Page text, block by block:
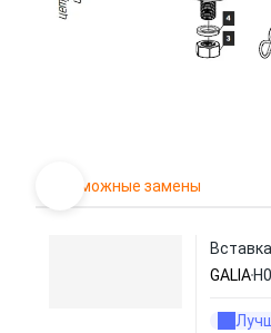
Возможные замены
GALIA